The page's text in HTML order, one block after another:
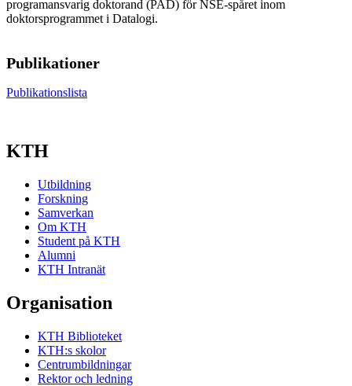
programansvarig doktorand (PAD) för NSE-spåret inom
doktorsprogrammet i Datalogi.
Publikationer
Publikationslista
KTH
Utbildning
Forskning
Samverkan
Om KTH
Student på KTH
Alumni
KTH Intranät
Organisation
KTH Biblioteket
KTH:s skolor
Centrumbildningar
Rektor och ledning